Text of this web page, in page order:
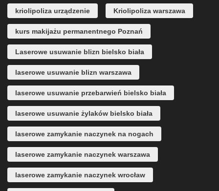
kriolipoliza urządzenie Kriolipoliza warszawa
kurs makijażu permanentnego Poznań
Laserowe usuwanie blizn bielsko biała
laserowe usuwanie blizn warszawa
laserowe usuwanie przebarwień bielsko biała
laserowe usuwanie żylaków bielsko biała
laserowe zamykanie naczynek na nogach
laserowe zamykanie naczynek warszawa
laserowe zamykanie naczynek wrocław